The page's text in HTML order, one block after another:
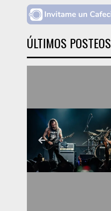
ÚLTIMOS POSTEOS